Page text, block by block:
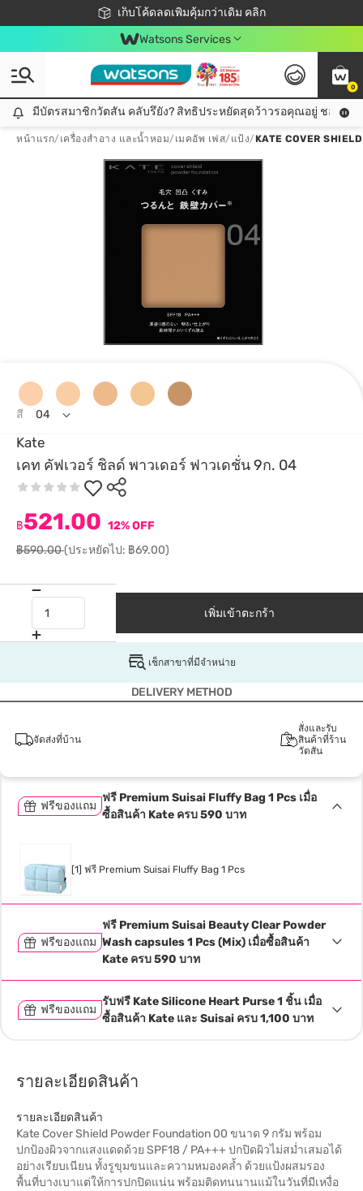
เก็บโค้ดลดเพิ่มคุ้มกว่าเดิม คลิก
ชอปออนไลน์ครั้งแรก ลดเพิ่มจุก ๆ 10%! 🎉
📦ส่งฟรี! เมื่อชอป 499฿
สมาชิกวัตสัน คลับดียังไง?
Watsons Services
0
มีบัตรสมาชิกวัตสัน คลับรึยัง? สิทธิประหยัดสุดว้าวรอคุณอยู่ ชอปคุ้มกว่าเดิม คลิก!
มีบัตรสมาชิกวัตสัน คลับรึยัง? สิทธิประหยัดสุดว้าวรอคุณอยู่ ชอปคุ้มก
หน้าแรก/ เครื่องสำอาง และน้ำหอม/ เมคอัพ เฟส/ แป้ง/KATE COVER
Kate
เคท คัฟเวอร์ ชิลด์ พาวเดอร์ ฟาวเดชั่น 9ก. 04
฿521.00 12% OFF
฿590.00(ประหยัดไป: ฿69.00)
สี 04
เพิ่มเข้าตะกร้า
เช็กสาขาที่มีจำหน่าย
DELIVERY METHOD
จัดส่งที่บ้าน
สั่งและรับ
สินค้าที่ร้าน
วัตสัน
ฟรีของแถม
ฟรี Premium Suisai Fluffy Bag 1 Pcs เมื่อ
ซื้อสินค้า Kate ครบ 590 บาท
[1] ฟรี Premium Suisai Fluffy Bag 1 Pcs
ฟรีของแถม
ฟรี Premium Suisai Beauty Clear Powder
Wash capsules 1 Pcs (Mix) เมื่อซื้อสินค้า
Kate ครบ 590 บาท
ฟรีของแถม
รับฟรี Kate Silicone Heart Purse 1 ชิ้น เมื่อ
ซื้อสินค้า Kate และ Suisai ครบ 1,100 บาท
รายละเอียดสินค้า
รายละเอียดสินค้า
Kate Cover Shield Powder Foundation 00 ขนาด 9 กรัม พร้อม
ปกป้องผิวจากแสงแดดด้วย SPF18 / PA+++ ปกปิดผิวไม่สม่ำเสมอได้
อย่างเรียบเนียน ทั้งรูขุมขนและความหมองคล้ำ ด้วยแป้งผสมรอง
พื้นที่บางเบาแต่ให้การปกปิดแน่น พร้อมติดทนนานแม้ในวันที่มีเหงื่อ